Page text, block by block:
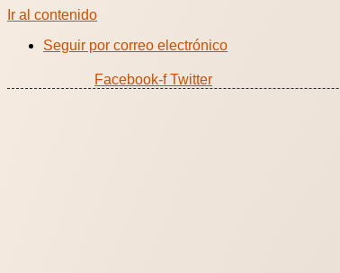
Ir al contenido
Seguir por correo electrónico
Facebook-f Twitter